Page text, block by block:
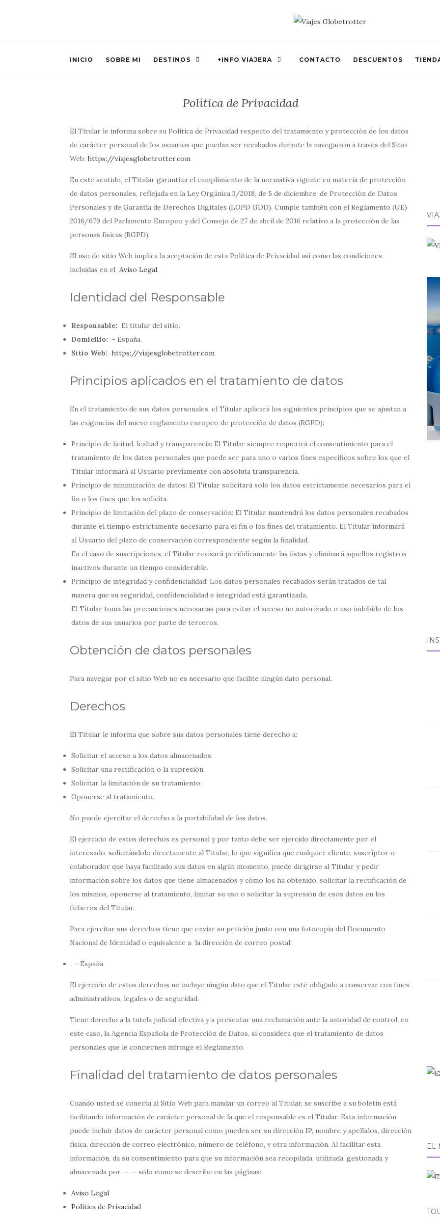
INICIO SOBRE MI DESTINOS +INFO VIAJERA CONTACTO DESCUENTOS
Política de Privacidad
El Titular le informa sobre su Política de Privacidad respecto del tratamiento y protección de los datos
de carácter personal de los usuarios que puedan ser recabados durante la navegación a través del Sitio
Web: https://viajesglobetrotter.com
En este sentido, el Titular garantiza el cumplimiento de la normativa vigente en materia de protección
de datos personales, reflejada en la Ley Orgánica 3/2018, de 5 de diciembre, de Protección de Datos
Personales y de Garantía de Derechos Digitales (LOPD GDD). Cumple también con el Reglamento (UE)
2016/679 del Parlamento Europeo y del Consejo de 27 de abril de 2016 relativo a la protección de las
personas físicas (RGPD).
El uso de sitio Web implica la aceptación de esta Política de Privacidad así como las condiciones
incluidas en el Aviso Legal.
Identidad del Responsable
Responsable: El titular del sitio.
Domicilio: - España.
Sitio Web: https://viajesglobetrotter.com
Principios aplicados en el tratamiento de datos
En el tratamiento de sus datos personales, el Titular aplicará los siguientes principios que se ajustan a
las exigencias del nuevo reglamento europeo de protección de datos (RGPD):
Principio de licitud, lealtad y transparencia: El Titular siempre requerirá el consentimiento para el
tratamiento de los datos personales que puede ser para uno o varios fines específicos sobre los que el
Titular informará al Usuario previamente con absoluta transparencia.
Principio de minimización de datos: El Titular solicitará solo los datos estrictamente necesarios para el
fin o los fines que los solicita.
Principio de limitación del plazo de conservación: El Titular mantendrá los datos personales recabados
durante el tiempo estrictamente necesario para el fin o los fines del tratamiento. El Titular informará
al Usuario del plazo de conservación correspondiente según la finalidad.
En el caso de suscripciones, el Titular revisará periódicamente las listas y eliminará aquellos registros
inactivos durante un tiempo considerable.
Principio de integridad y confidencialidad: Los datos personales recabados serán tratados de tal
manera que su seguridad, confidencialidad e integridad está garantizada.
El Titular toma las precauciones necesarias para evitar el acceso no autorizado o uso indebido de los
datos de sus usuarios por parte de terceros.
Obtención de datos personales
Para navegar por el sitio Web no es necesario que facilite ningún dato personal.
Derechos
El Titular le informa que sobre sus datos personales tiene derecho a:
Solicitar el acceso a los datos almacenados.
Solicitar una rectificación o la supresión.
Solicitar la limitación de su tratamiento.
Oponerse al tratamiento.
No puede ejercitar el derecho a la portabilidad de los datos.
El ejercicio de estos derechos es personal y por tanto debe ser ejercido directamente por el
interesado, solicitándolo directamente al Titular, lo que significa que cualquier cliente, suscriptor o
colaborador que haya facilitado sus datos en algún momento, puede dirigirse al Titular y pedir
información sobre los datos que tiene almacenados y cómo los ha obtenido, solicitar la rectificación de
los mismos, oponerse al tratamiento, limitar su uso o solicitar la supresión de esos datos en los
ficheros del Titular.
Para ejercitar sus derechos tiene que enviar su petición junto con una fotocopia del Documento
Nacional de Identidad o equivalente a la dirección de correo postal:
, - España
El ejercicio de estos derechos no incluye ningún dato que el Titular esté obligado a conservar con fines
administrativos, legales o de seguridad.
Tiene derecho a la tutela judicial efectiva y a presentar una reclamación ante la autoridad de control, en
este caso, la Agencia Española de Protección de Datos, si considera que el tratamiento de datos
personales que le conciernen infringe el Reglamento.
Finalidad del tratamiento de datos personales
Cuando usted se conecta al Sitio Web para mandar un correo al Titular, se suscribe a su boletín está
facilitando información de carácter personal de la que el responsable es el Titular. Esta información
puede incluir datos de carácter personal como pueden ser su dirección IP, nombre y apellidos, dirección
física, dirección de correo electrónico, número de teléfono, y otra información. Al facilitar esta
información, da su consentimiento para que su información sea recopilada, utilizada, gestionada y
almacenada por — — sólo como se describe en las páginas:
Aviso Legal
Política de Privacidad
EL